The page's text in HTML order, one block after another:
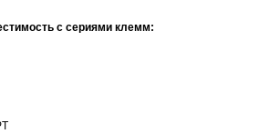
с сериями клемм: